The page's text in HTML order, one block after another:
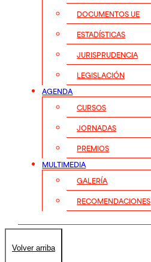
DOCUMENTOS UE
ESTADÍSTICAS
JURISPRUDENCIA
LEGISLACIÓN
AGENDA
CURSOS
JORNADAS
PREMIOS
MULTIMEDIA
GALERÍA
RECOMENDACIONES
Volver arriba